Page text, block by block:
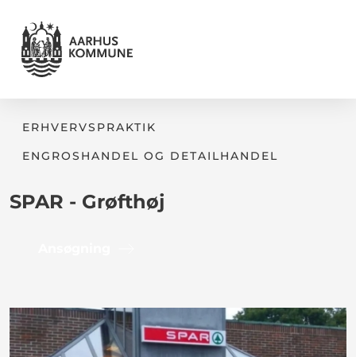
ERHVERVSPRAKTIK
ENGROSHANDEL OG DETAILHANDEL
SPAR - Grøfthøj